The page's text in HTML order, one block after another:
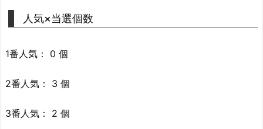
人気×当選個数
1番人気： 0 個
2番人気： 3 個
3番人気： 2 個